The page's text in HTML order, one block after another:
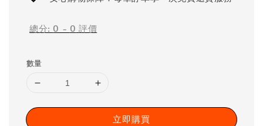
總分: 0 - 0 評價
數量
立即購買